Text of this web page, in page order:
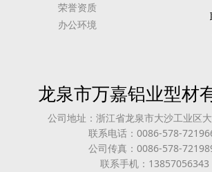
荣誉资质
办公环境
龙泉市万嘉铝业型材
公司地址：浙江省龙泉市大沙工业区
联系电话：0086-578-
公司传真：0086-578-
联系手机：13857056343